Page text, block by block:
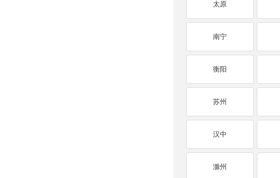
太原
南宁
衡阳
苏州
汉中
滁州